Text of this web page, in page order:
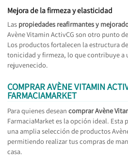
Mejora de la firmeza y elasticidad
Las propiedades reafirmantes y
Avène Vitamin ActivCG son otro punto
Los productos fortalecen la estructura
tonicidad y firmeza, lo que contribuye a
rejuvenecido.
COMPRAR AVÈNE VITAMIN
FARMACIAMARKET
Para quienes desean comprar Avène
FarmaciaMarket es la opción ideal. Esta
una amplia selección de productos
permitiendo realizar tus compras de
casa.